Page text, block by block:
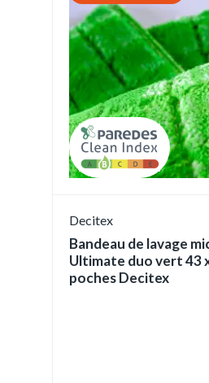
Decitex
Bandeau de lavage
Ultimate duo vert 43
poches Decitex